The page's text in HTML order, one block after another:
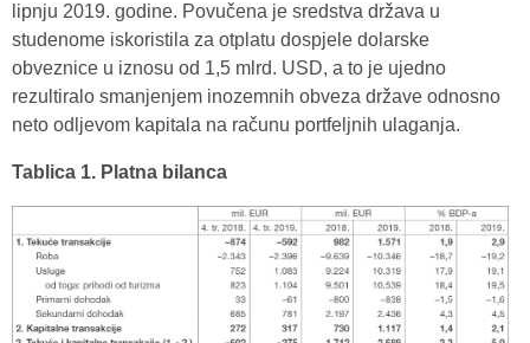
lipnju 2019. godine. Povučena je sredstva država u
studenome iskoristila za otplatu dospjele dolarske
obveznice u iznosu od 1,5 mlrd. USD, a to je ujedno
rezultiralo smanjenjem inozemnih obveza države odnosno
neto odljevom kapitala na računu portfeljnih ulaganja.
Tablica 1. Platna bilanca